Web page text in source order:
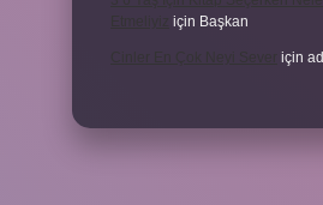
için Başkan
için